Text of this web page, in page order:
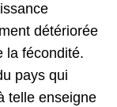
détériorée
la fécondité.
pays qui
telle enseigne